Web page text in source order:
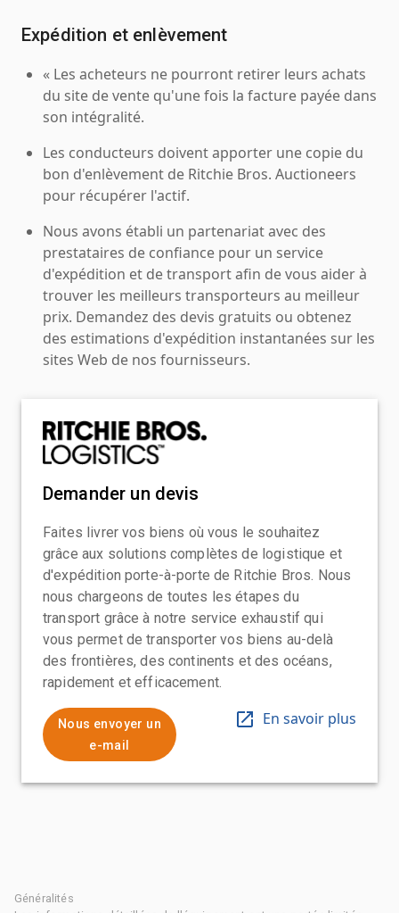
Expédition et enlèvement
« Les acheteurs ne pourront retirer leurs achats
du site de vente qu'une fois la facture payée dans
son intégralité.
Les conducteurs doivent apporter une copie du
bon d'enlèvement de Ritchie Bros. Auctioneers
pour récupérer l'actif.
Nous avons établi un partenariat avec des
prestataires de confiance pour un service
d'expédition et de transport afin de vous aider à
trouver les meilleurs transporteurs au meilleur
prix. Demandez des devis gratuits ou obtenez
des estimations d'expédition instantanées sur les
sites Web de nos fournisseurs.
Demander un devis
Faites livrer vos biens où vous le souhaitez
grâce aux solutions complètes de logistique et
d'expédition porte-à-porte de Ritchie Bros. Nous
nous chargeons de toutes les étapes du
transport grâce à notre service exhaustif qui
vous permet de transporter vos biens au-delà
des frontières, des continents et des océans,
rapidement et efficacement.
Nous envoyer un
e-mail
En savoir plus
Généralités